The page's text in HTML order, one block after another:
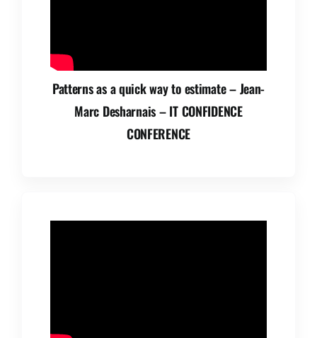
Patterns as a quick way to estimate – Jean-
Marc Desharnais – IT CONFIDENCE
CONFERENCE